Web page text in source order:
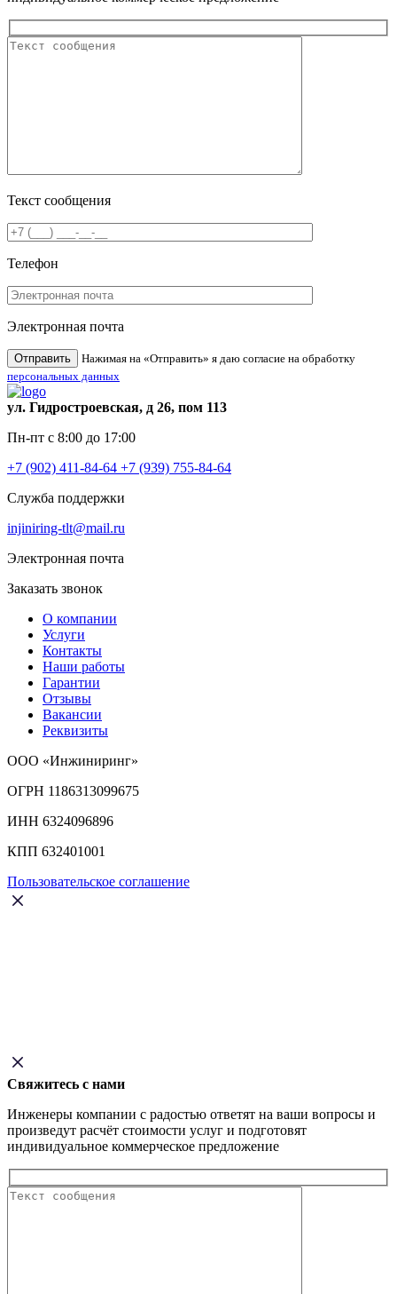
Текст сообщения
Телефон
Электронная почта
Нажимая на «Отправить» я даю согласие на обработку
персональных данных
ул. Гидростроевская, д 26, пом 113
Пн-пт с 8:00 до 17:00
+7 (902) 411-84-64 +7 (939) 755-84-64
Служба поддержки
injiniring-tlt@mail.ru
Электронная почта
Заказать звонок
О компании
Услуги
Контакты
Наши работы
Гарантии
Отзывы
Вакансии
Реквизиты
ООО «Инжиниринг»
ОГРН 1186313099675
ИНН 6324096896
КПП 632401001
Пользовательское соглашение
Свяжитесь с нами
Инженеры компании с радостью ответят на ваши вопросы и
произведут расчёт стоимости услуг и подготовят
индивидуальное коммерческое предложение